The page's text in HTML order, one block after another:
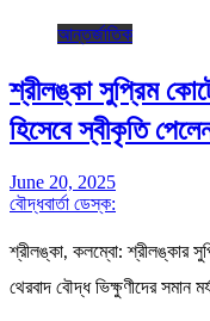
আন্তর্জাতিক
শ্রীলঙ্কা সুপ্রিম
হিসেবে স্বীকৃতি
June 20, 2025
বৌদ্ধবার্তা ডেস্ক:
শ্রীলঙ্কা, কলম্বো: শ্রীলঙ্কার
থেরবাদ বৌদ্ধ ভিক্ষুণীদের সমান